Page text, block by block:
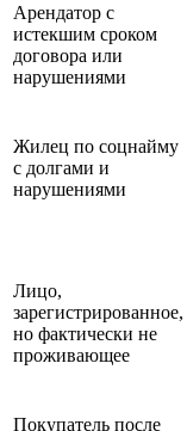
Арендатор с
истекшим сроком
договора или
нарушениями
Жилец по соцнайму
с долгами и
нарушениями
Лицо,
зарегистрированное,
но фактически не
проживающее
Покупатель после